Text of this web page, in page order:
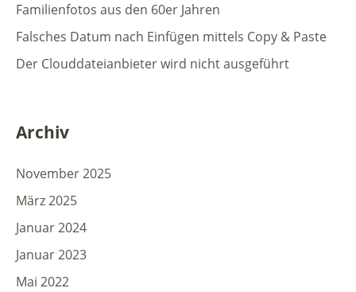
Familienfotos aus den 60er Jahren
Falsches Datum nach Einfügen mittels Copy & Paste
Der Clouddateianbieter wird nicht ausgeführt
Archiv
November 2025
März 2025
Januar 2024
Januar 2023
Mai 2022